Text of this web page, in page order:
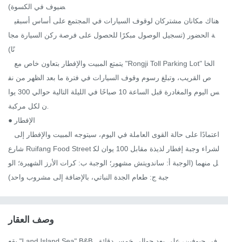
ضيوف في الكسوة)
ة الحضور (تسجيل الوصول مبكرًا للحصول على فرصة ركن السيارة مجا
نًا)
ص القريب، وتبلغ رسوم وقوف السيارات في فترة ما بعد الظهر من نف
س اليوم والمغادرة قبل الساعة 10 صباحًا في الليلة التالية حوالي 300 يوا
ن لكل مركبة.
● الإفطار
شارع Ruifang Food Street لشراء وجبة إفطار لذيذة مقابل 100 يوان لك
ل منهما (الوجبة أ: ساندويتش مشهور؛ الوجبة ب: كرات الأرز الشهيرة؛ الو
جبة ج: طعام الجدة النباتي، بالإضافة إلى مشروب واحد)
وصف العقار